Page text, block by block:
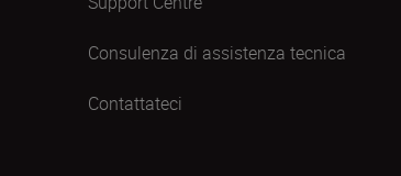
Consulenza di assistenza tecnica
Contattateci